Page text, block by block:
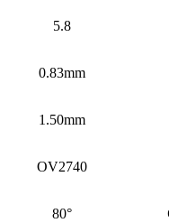
5.8
0.83mm
1.50mm
OV2740
80°